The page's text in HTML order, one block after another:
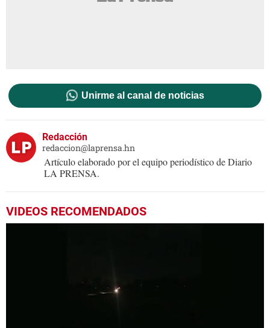
Unirme al canal de noticias
Redacción
redaccion@laprensa.hn
Artículo elaborado por el equipo periodístico de Diario
LA PRENSA.
VIDEOS RECOMENDADOS